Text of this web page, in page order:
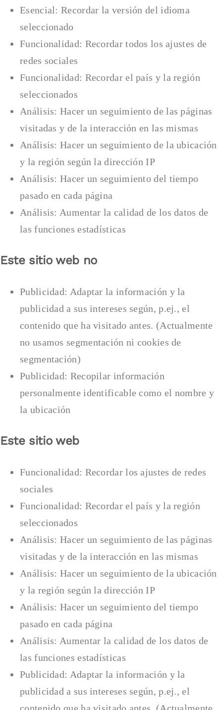
Esencial: Recordar la versión del idioma
seleccionado
Funcionalidad: Recordar todos los ajustes de
redes sociales
Funcionalidad: Recordar el país y la región
seleccionados
Análisis: Hacer un seguimiento de las páginas
visitadas y de la interacción en las mismas
Análisis: Hacer un seguimiento de la ubicación
y la región según la dirección IP
Análisis: Hacer un seguimiento del tiempo
pasado en cada página
Análisis: Aumentar la calidad de los datos de
las funciones estadísticas
Este sitio web no
Publicidad: Adaptar la información y la
publicidad a sus intereses según, p.ej., el
contenido que ha visitado antes. (Actualmente
no usamos segmentación ni cookies de
segmentación)
Publicidad: Recopilar información
personalmente identificable como el nombre y
la ubicación
Este sitio web
Funcionalidad: Recordar los ajustes de redes
sociales
Funcionalidad: Recordar el país y la región
seleccionados
Análisis: Hacer un seguimiento de las páginas
visitadas y de la interacción en las mismas
Análisis: Hacer un seguimiento de la ubicación
y la región según la dirección IP
Análisis: Hacer un seguimiento del tiempo
pasado en cada página
Análisis: Aumentar la calidad de los datos de
las funciones estadísticas
Publicidad: Adaptar la información y la
publicidad a sus intereses según, p.ej., el